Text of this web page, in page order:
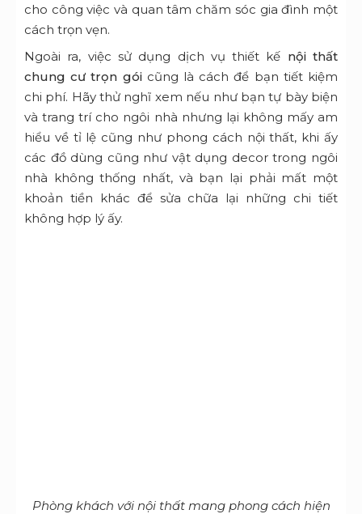
cho công việc và quan tâm chăm sóc gia đình một
cách trọn vẹn.
Ngoài ra, việc sử dụng dịch vụ thiết kế nội thất
chung cư trọn góicũng là cách để bạn tiết kiệm
chi phí. Hãy thử nghĩ xem nếu như bạn tự bày biện
và trang trí cho ngôi nhà nhưng lại không mấy am
hiểu về tỉ lệ cũng như phong cách nội thất, khi ấy
các đồ dùng cũng như vật dụng decor trong ngôi
nhà không thống nhất, và bạn lại phải mất một
khoản tiền khác để sửa chữa lại những chi tiết
không hợp lý ấy.
Phòng khách với nội thất mang phong cách hiện